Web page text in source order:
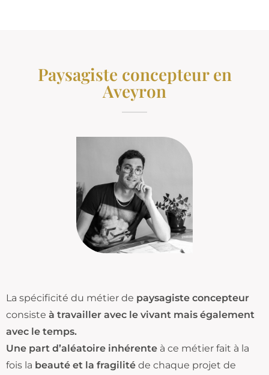
Paysagiste concepteur en
Aveyron
La spécificité du métier de paysagiste concepteur
consiste à travailler avec le vivant mais également
avec le temps.
Une part d’aléatoire inhérente à ce métier fait à la
fois la beauté et la fragilité de chaque projet de